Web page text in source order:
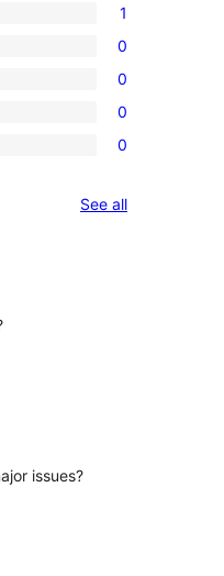
1
0
0
0
0
See allreviews
issues?